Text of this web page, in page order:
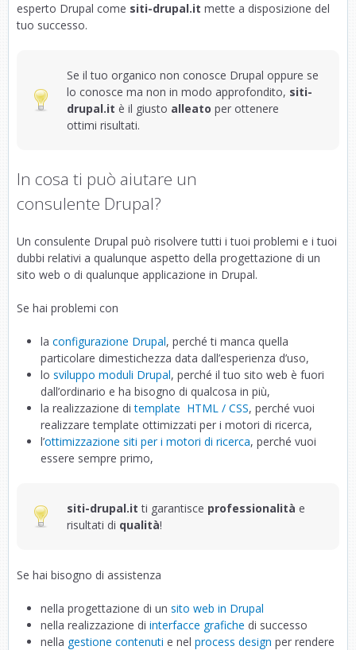
esperto Drupal come siti-drupal.it mette a disposizione del
tuo successo.
Se il tuo organico non conosce Drupal oppure se
lo conosce ma non in modo approfondito, siti-
drupal.it è il giusto alleato per ottenere
ottimi risultati.
In cosa ti può aiutare un
consulente Drupal?
Un consulente Drupal può risolvere tutti i tuoi problemi e i tuoi
dubbi relativi a qualunque aspetto della progettazione di un
sito web o di qualunque applicazione in Drupal.
Se hai problemi con
la configurazione Drupal, perché ti manca quella
particolare dimestichezza data dall’esperienza d’uso,
lo sviluppo moduli Drupal, perché il tuo sito web è fuori
dall’ordinario e ha bisogno di qualcosa in più,
la realizzazione ditemplate HTML / CSS, perché vuoi
realizzare template ottimizzati per i motori di ricerca,
l’ottimizzazione siti per i motori di ricerca, perché vuoi
essere sempre primo,
siti-drupal.it ti garantisce professionalità e
risultati di qualità!
Se hai bisogno di assistenza
nella progettazione di un sito web in Drupal
nella realizzazione di interfacce grafiche di successo
nella gestione contenuti e nel process design per rendere